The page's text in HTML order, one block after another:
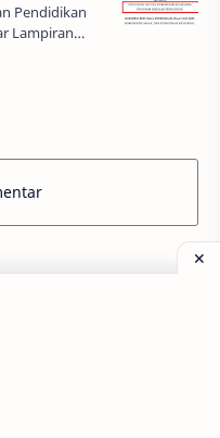
Pendidikan
Lampiran
Sekolah